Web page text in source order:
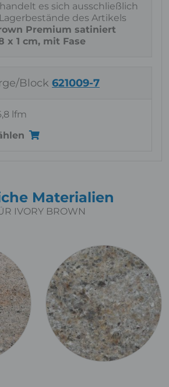
es sich ausschließlich
des Artikels
Premium satiniert
x 1 cm, mit Fase
Block 621009-7
lfm
Materialien
IVORY BROWN